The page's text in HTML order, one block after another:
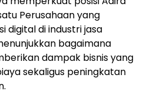
Perusahaan yang
digital di industri jasa
bagaimana
dampak bisnis yang
sekaligus peningkatan